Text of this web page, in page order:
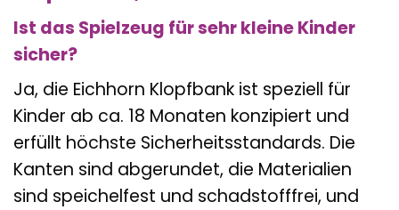
Ist das Spielzeug für sehr kleine Kinder
sicher?
Ja, die Eichhorn Klopfbank ist speziell für
Kinder ab ca. 18 Monaten konzipiert und
erfüllt höchste Sicherheitsstandards. Die
Kanten sind abgerundet, die Materialien
sind speichelfest und schadstofffrei, und